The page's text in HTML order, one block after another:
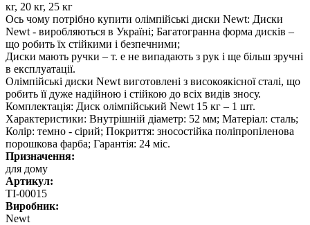
кг, 20 кг, 25 кг
Ось чому потрібно купити олімпійські диски Newt: Диски
Newt - виробляються в Україні; Багатогранна форма дисків –
що робить їх стійкими і безпечними;
Диски мають ручки – т. е не випадають з рук і ще більш зручні
в експлуатації.
Олімпійські диски Newt виготовлені з високоякісної сталі, що
робить її дуже надійною і стійкою до всіх видів зносу.
Комплектація: Диск олімпійський Newt 15 кг – 1 шт.
Характеристики: Внутрішній діаметр: 52 мм; Матеріал: сталь;
Колір: темно - сірий; Покриття: зносостійка поліпропіленова
порошкова фарба; Гарантія: 24 міс.
Призначення:
для дому
Артикул:
TI-00015
Виробник:
Newt